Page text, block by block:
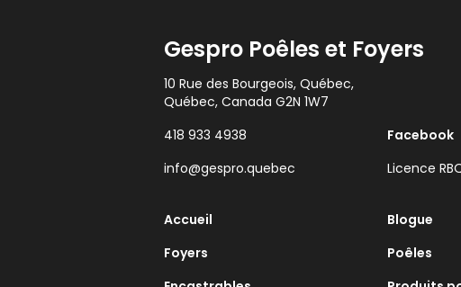
Gespro Poêles et Foyers
10 Rue des Bourgeois, Québec,
Québec, Canada G2N 1W7
418 933 4938
info@gespro.quebec
Licence
Facebook
Accueil
Foyers
Blogue
Poêles